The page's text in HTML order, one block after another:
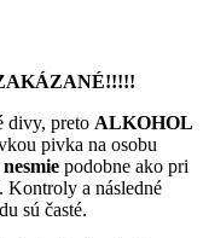
divy, preto ALKOHOL
pivka na osobu
nesmie podobne ako pri
Kontroly a následné
sú časté.